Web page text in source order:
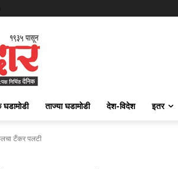
ताज्या घडामोडी देश-विदेश इतर
टँकर पलटी